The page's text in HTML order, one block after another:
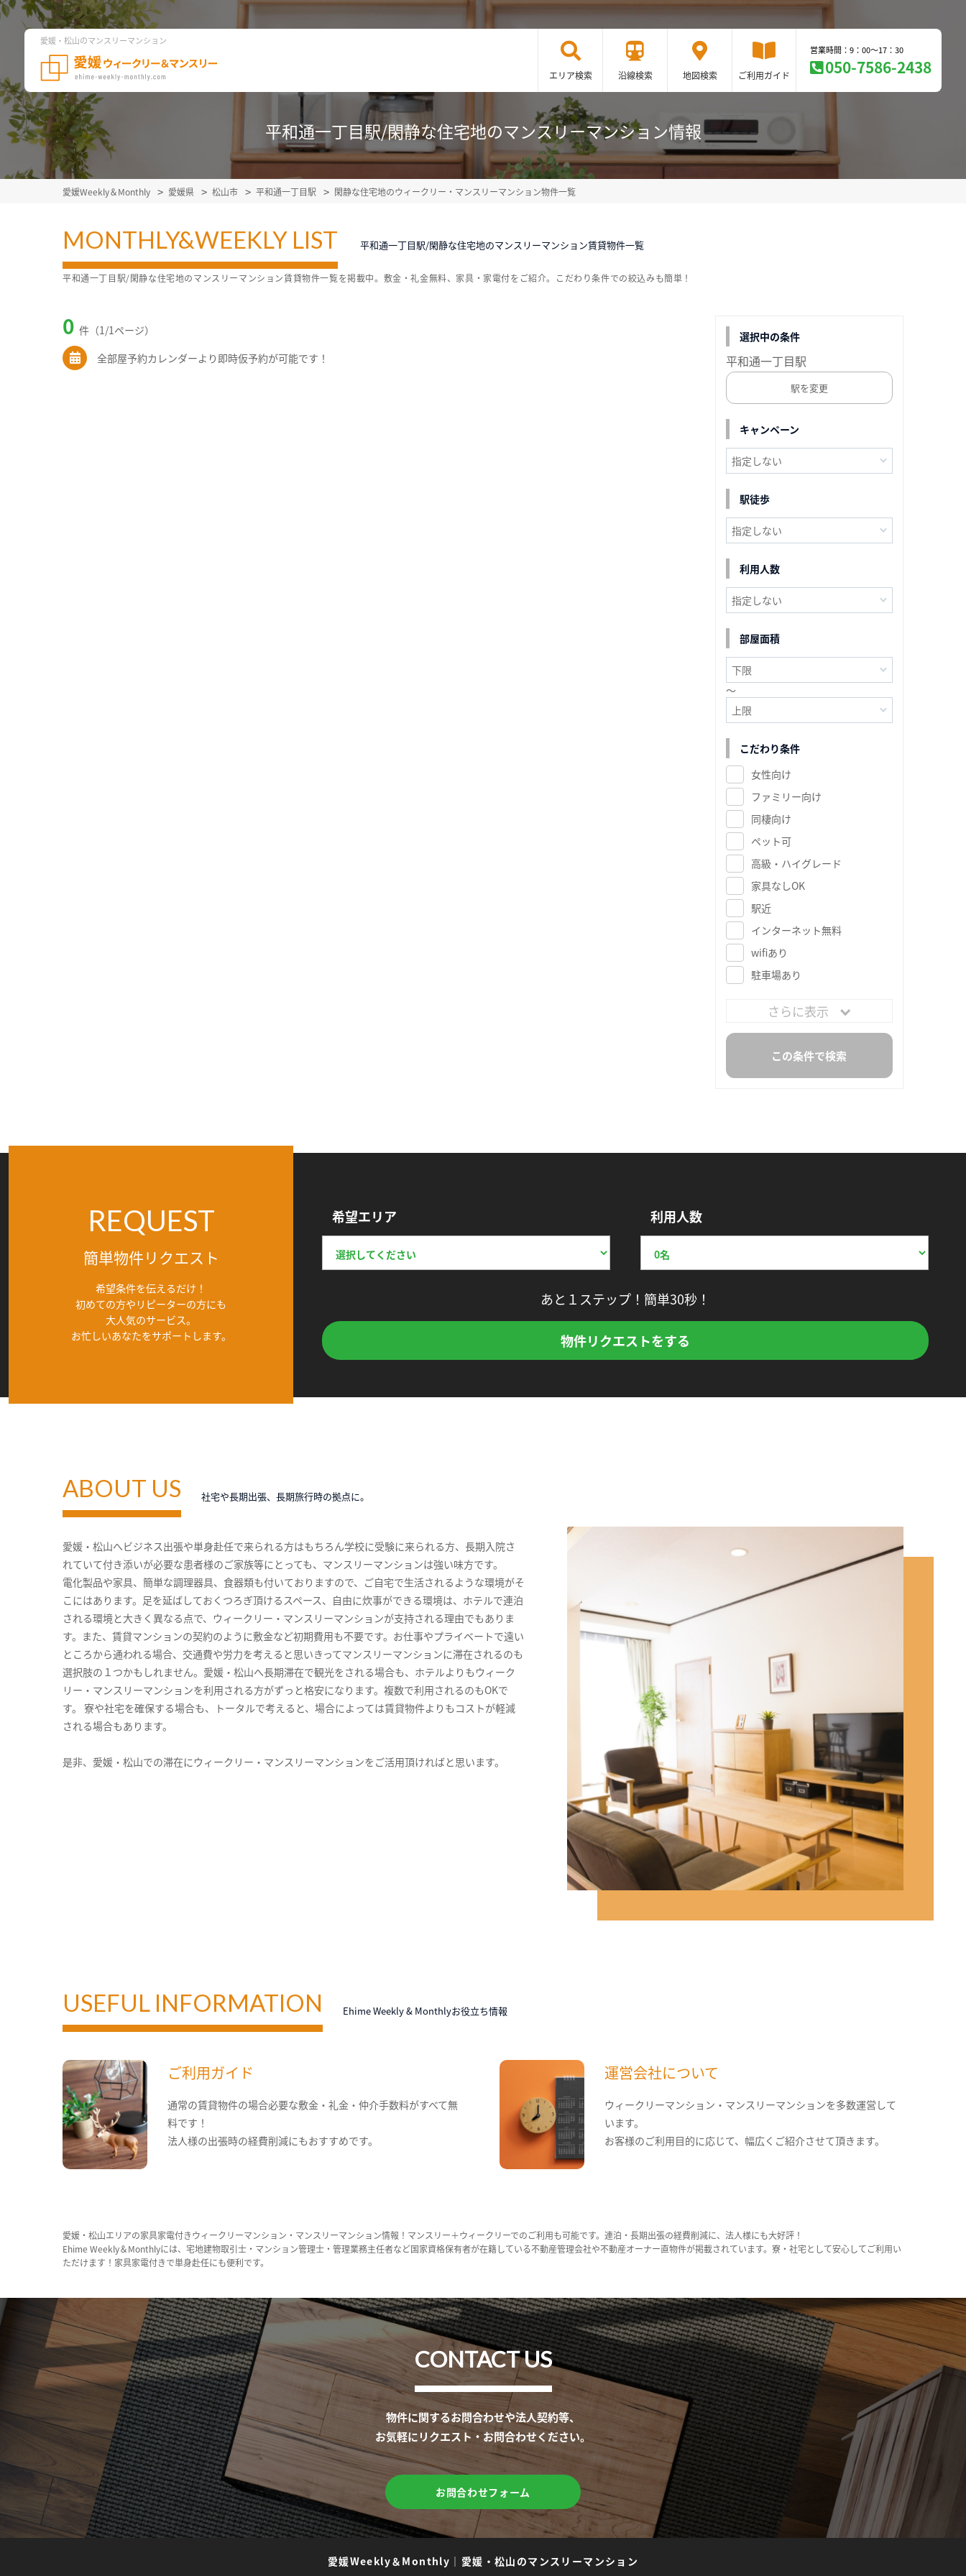
愛媛・松山のマンスリーマンション
エリア検索 沿線検索 地図検索 ご利用ガイド
営業時間：9：00～17：30
050-7586-2438
平和通一丁目駅/閑静な住宅地のマンスリーマンション情報
愛媛Weekly＆Monthly 愛媛県 松山市 平和通一丁目駅 閑静な住宅地のウィークリー・マンスリーマンション物件一覧
MONTHLY&WEEKLY LIST 平和通一丁目駅/閑静な住宅地のマンスリーマンション賃貸物件一覧
0 件（1/1ページ）
全部屋予約カレンダーより即時仮予約が可能です！
平和通一丁目駅/閑静な住宅地のマンスリーマンション賃貸物件一覧を掲載中。敷金・礼金無料、家具・家電付をご紹介。こだわり条件での絞込みも簡単！
選択中の条件
平和通一丁目駅
駅を変更
キャンペーン
駅徒歩
利用人数
部屋面積
～
こだわり条件
女性向け
ファミリー向け
同棲向け
ペット可
高級・ハイグレード
家具なしOK
駅近
インターネット無料
wifiあり
駐車場あり
さらに表示
REQUEST
簡単物件リクエスト
希望条件を伝えるだけ！
初めての方やリピーターの方にも
大人気のサービス。
お忙しいあなたをサポートします。
希望エリア 利用人数
あと１ステップ！簡単30秒！
物件リクエストをする
ABOUT US 社宅や長期出張、長期旅行時の拠点に。
愛媛・松山へビジネス出張や単身赴任で来られる方はもちろん学校に受験に来られる方、長期入院さ
れていて付き添いが必要な患者様のご家族等にとっても、マンスリーマンションは強い味方です。
電化製品や家具、簡単な調理器具、食器類も付いておりますので、ご自宅で生活されるような環境がそ
こにはあります。足を延ばしておくつろぎ頂けるスペース、自由に炊事ができる環境は、ホテルで連泊
される環境と大きく異なる点で、ウィークリー・マンスリーマンションが支持される理由でもありま
す。また、賃貸マンションの契約のように敷金など初期費用も不要です。お仕事やプライベートで遠い
ところから通われる場合、交通費や労力を考えると思いきってマンスリーマンションに滞在されるのも
選択肢の１つかもしれません。愛媛・松山へ長期滞在で観光をされる場合も、ホテルよりもウィーク
リー・マンスリーマンションを利用される方がずっと格安になります。複数で利用されるのもOKで
す。 寮や社宅を確保する場合も、トータルで考えると、場合によっては賃貸物件よりもコストが軽減
される場合もあります。
是非、愛媛・松山での滞在にウィークリー・マンスリーマンションをご活用頂ければと思います。
USEFUL INFORMATION Ehime Weekly & Monthlyお役立ち情報
ご利用ガイド
通常の賃貸物件の場合必要な敷金・礼金・仲介手数料がすべて無
料です！
法人様の出張時の経費削減にもおすすめです。
運営会社について
ウィークリーマンション・マンスリーマンションを多数運営して
います。
お客様のご利用目的に応じて、幅広くご紹介させて頂きます。
愛媛・松山エリアの家具家電付きウィークリーマンション・マンスリーマンション情報！マンスリー＋ウィークリーでのご利用も可能です。連泊・長期出張の経費削減に、法人様にも大好評！
Ehime Weekly＆Monthlyには、宅地建物取引士・マンション管理士・管理業務主任者など国家資格保有者が在籍している不動産管理会社や不動産オーナー直物件が掲載されています。寮・社宅として安心してご利用い
ただけます！家具家電付きで単身赴任にも便利です。
CONTACT US
物件に関するお問合わせや法人契約等、
お気軽にリクエスト・お問合わせください。
お問合わせフォーム
愛媛Weekly＆Monthly ｜ 愛媛・松山のマンスリーマンション